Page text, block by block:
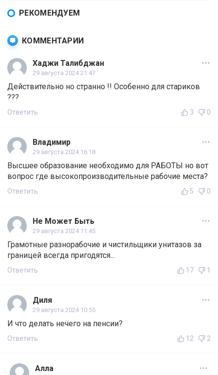
РЕКОМЕНДУЕМ
КОММЕНТАРИИ
Хаджи Талибджан
29 августа 2024 21:47
Действительно но странно !! Особенно для стариков
???
Ответить 3 0
Владимир
29 августа 2024 16:18
Высшее образование необходимо для РАБОТЫ но вот
вопрос где высокопроизводительные рабочие места?
Ответить 5 0
Не Может Быть
29 августа 2024 11:45
Грамотные разнорабочие и чистильщики унитазов за
границей всегда пригодятся...
Ответить 17 1
Диля
29 августа 2024 10:55
И что делать нечего на пенсии?
Ответить 12 2
Алла